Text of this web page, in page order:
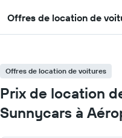
Offres de location de
Offres de location de voitures
Prix de location
Sunnycars à